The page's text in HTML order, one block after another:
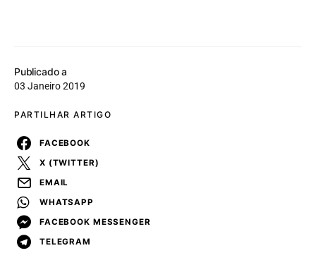
Publicado a
03 Janeiro 2019
PARTILHAR ARTIGO
FACEBOOK
X (TWITTER)
EMAIL
WHATSAPP
FACEBOOK MESSENGER
TELEGRAM